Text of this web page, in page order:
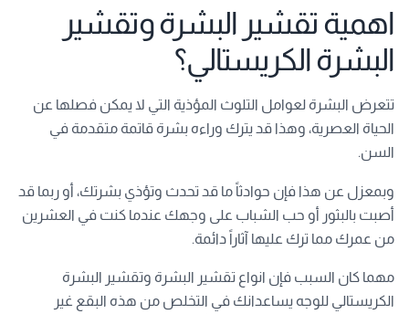
اهمية تقشير البشرة وتقشير
البشرة الكريستالي؟
تتعرض البشرة لعوامل التلوث المؤذية التي لا يمكن فصلها عن
الحياة العصرية، وهذا قد يترك وراءه بشرة قاتمة متقدمة في
السن.
وبمعزل عن هذا فإن حوادثاً ما قد تحدث وتؤذي بشرتك، أو ربما قد
أصبت بالبثور أو حب الشباب على وجهك عندما كنت في العشرين
من عمرك مما ترك عليها آثاراً دائمة.
مهما كان السبب فإن انواع تقشير البشرة وتقشير البشرة
الكريستالي للوجه يساعدانك في التخلص من هذه البقع غير